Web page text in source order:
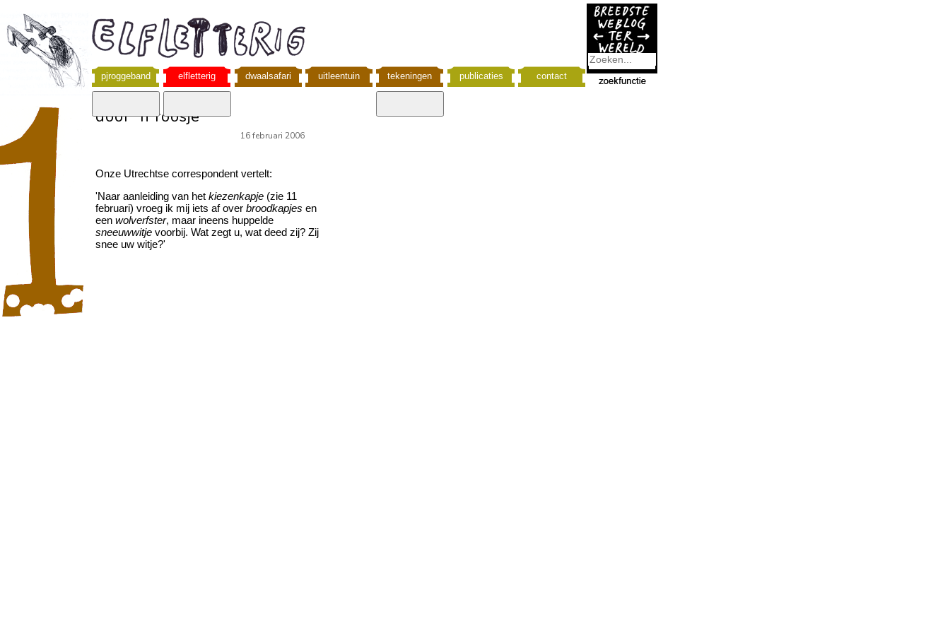
pjroggeband elfletterig dwaalsafari uitleentuin tekeningen publicaties contact
door 'n roosje
16 februari 2006
Onze Utrechtse correspondent vertelt:
'Naar aanleiding van het kiezenkapje (zie 11
februari) vroeg ik mij iets af over broodkapjes en
een wolverfster, maar ineens huppelde
sneeuwwitje voorbij. Wat zegt u, wat deed zij? Zij
snee uw witje?'